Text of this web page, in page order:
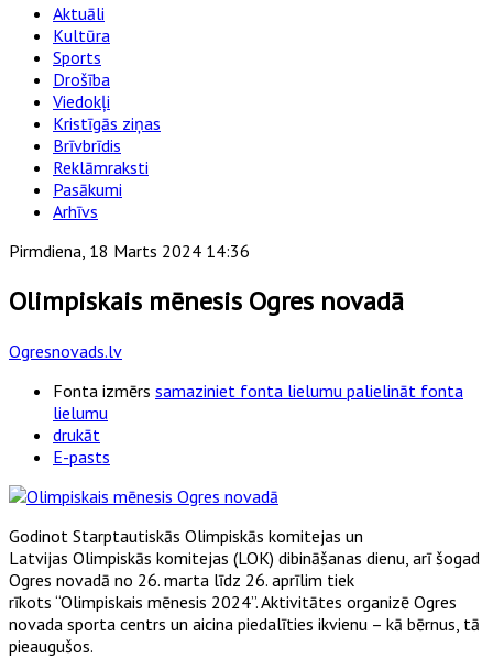
Aktuāli
Kultūra
Sports
Drošība
Viedokļi
Kristīgās ziņas
Brīvbrīdis
Reklāmraksti
Pasākumi
Arhīvs
Pirmdiena, 18 Marts 2024 14:36
Olimpiskais mēnesis Ogres novadā
Ogresnovads.lv
Fonta izmērs samaziniet fonta lielumu palielināt fonta
lielumu
drukāt
E-pasts
Godinot Starptautiskās Olimpiskās komitejas un
Latvijas Olimpiskās komitejas (LOK) dibināšanas dienu, arī šogad
Ogres novadā no 26. marta līdz 26. aprīlim tiek
rīkots “Olimpiskais mēnesis 2024”. Aktivitātes organizē Ogres
novada sporta centrs un aicina piedalīties ikvienu – kā bērnus, tā
pieaugušos.